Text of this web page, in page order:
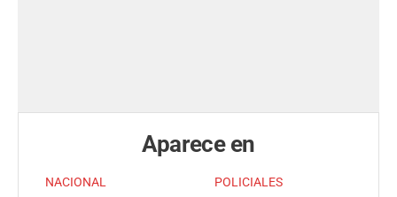
Aparece en
NACIONAL POLICIALES